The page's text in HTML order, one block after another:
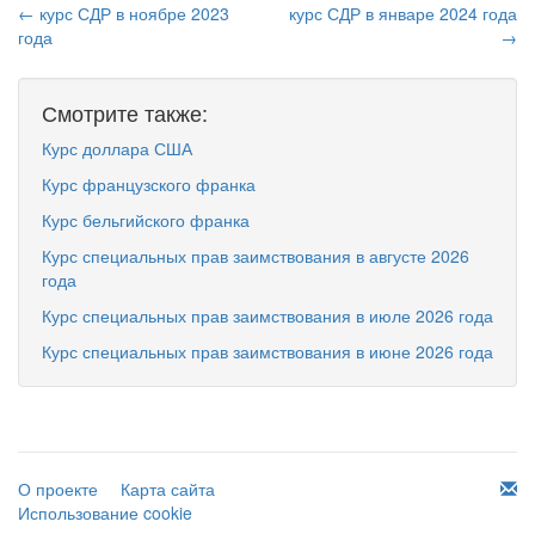
← курс СДР в ноябре 2023
года
курс СДР в январе 2024 года
→
Смотрите также:
Курс доллара США
Курс французского франка
Курс бельгийского франка
Курс специальных прав заимствования в августе 2026
года
Курс специальных прав заимствования в июле 2026 года
Курс специальных прав заимствования в июне 2026 года
О проекте
Карта сайта
Использование cookie